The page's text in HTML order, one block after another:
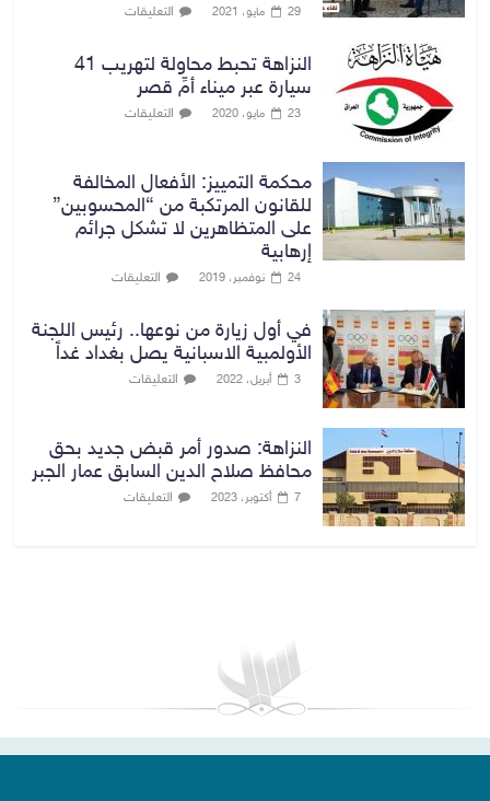
29 مايو، 2021 التعليقات
النزاهة تحبط محاولة لتهريب 41
سيارة عبر ميناء أمِّ قصر
23 مايو، 2020 التعليقات
محكمة التمييز: الأفعال المخالفة
للقانون المرتكبة من “المحسوبين”
على المتظاهرين لا تشكل جرائم
إرهابية
24 نوفمبر، 2019 التعليقات
في أول زيارة من نوعها.. رئيس اللجنة
الأولمبية الاسبانية يصل بغداد غداً
3 أبريل، 2022 التعليقات
النزاهة: صدور أمر قبض جديد بحق
محافظ صلاح الدين السابق عمار الجبر
7 أكتوبر، 2023 التعليقات